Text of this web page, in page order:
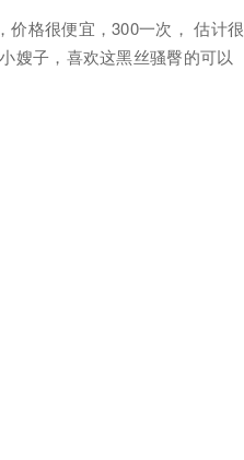
价格很便宜，300一次， 估计很
嫂子，喜欢这黑丝骚臀的可以